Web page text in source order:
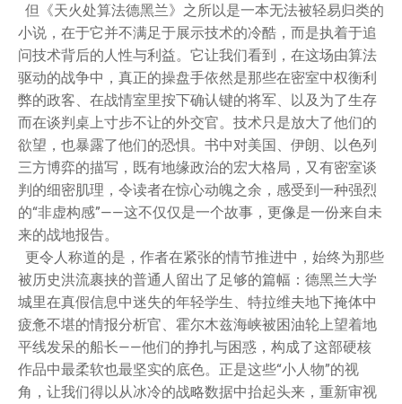
但《天火处算法德黑兰》之所以是一本无法被轻易归类的
小说，在于它并不满足于展示技术的冷酷，而是执着于追
问技术背后的人性与利益。它让我们看到，在这场由算法
驱动的战争中，真正的操盘手依然是那些在密室中权衡利
弊的政客、在战情室里按下确认键的将军、以及为了生存
而在谈判桌上寸步不让的外交官。技术只是放大了他们的
欲望，也暴露了他们的恐惧。书中对美国、伊朗、以色列
三方博弈的描写，既有地缘政治的宏大格局，又有密室谈
判的细密肌理，令读者在惊心动魄之余，感受到一种强烈
的“非虚构感”——这不仅仅是一个故事，更像是一份来自未
来的战地报告。
更令人称道的是，作者在紧张的情节推进中，始终为那些
被历史洪流裹挟的普通人留出了足够的篇幅：德黑兰大学
城里在真假信息中迷失的年轻学生、特拉维夫地下掩体中
疲惫不堪的情报分析官、霍尔木兹海峡被困油轮上望着地
平线发呆的船长——他们的挣扎与困惑，构成了这部硬核
作品中最柔软也最坚实的底色。正是这些“小人物”的视
角，让我们得以从冰冷的战略数据中抬起头来，重新审视